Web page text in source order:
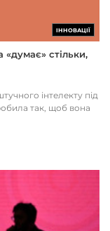
ІННОВАЦІЇ
стільки,
інтелекту під
так, щоб вона